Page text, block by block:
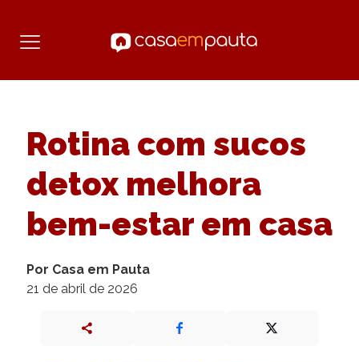
Rotina com sucos
detox melhora
bem-estar em casa
Por Casa em Pauta
21 de abril de 2026